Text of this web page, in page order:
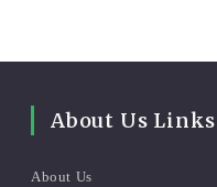
About Us Links
About Us